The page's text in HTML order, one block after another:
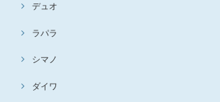
デュオ
ラパラ
シマノ
ダイワ